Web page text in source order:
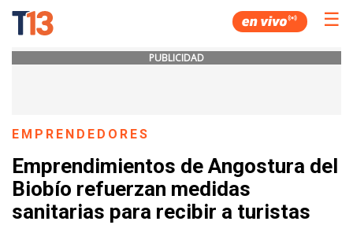
☰
PUBLICIDAD
EMPRENDEDORES
Emprendimientos de Angostura del
Biobío refuerzan medidas
sanitarias para recibir a turistas